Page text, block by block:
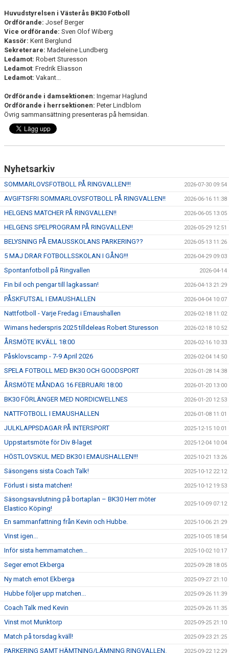
Huvudstyrelsen i Västerås BK30 Fotboll
Ordförande: Josef Berger
Vice ordförande: Sven Olof Wiberg
Kassör: Kent Berglund
Sekreterare: Madeleine Lundberg
Ledamot: Robert Sturesson
Ledamot: Fredrik Eliasson
Ledamot: Vakant...
Ordförande i damsektionen: Ingemar Haglund
Ordförande i herrsektionen: Peter Lindblom
Övrig sammansättning presenteras på hemsidan.
Nyhetsarkiv
SOMMARLOVSFOTBOLL PÅ RINGVALLEN!!! 2026-07-30 09:54
AVGIFTSFRI SOMMARLOVSFOTBOLL PÅ RINGVALLEN!! 2026-06-16 11:38
HELGENS MATCHER PÅ RINGVALLEN!! 2026-06-05 13:05
HELGENS SPELPROGRAM PÅ RINGVALLEN!! 2026-05-29 12:51
BELYSNING PÅ EMAUSSKOLANS PARKERING?? 2026-05-13 11:26
5 MAJ DRAR FOTBOLLSSKOLAN I GÅNG!!! 2026-04-29 09:03
Spontanfotboll på Ringvallen 2026-04-14
Fin bil och pengar till lagkassan! 2026-04-13 21:29
PÅSKFUTSAL I EMAUSHALLEN 2026-04-04 10:07
Nattfotboll - Varje Fredag i Emaushallen 2026-02-18 11:02
Wimans hederspris 2025 tilldeleas Robert Sturesson 2026-02-18 10:52
ÅRSMÖTE IKVÄLL 18:00 2026-02-16 10:33
Påsklovscamp - 7-9 April 2026 2026-02-04 14:50
SPELA FOTBOLL MED BK30 OCH GOODSPORT 2026-01-28 14:38
ÅRSMÖTE MÅNDAG 16 FEBRUARI 18:00 2026-01-20 13:00
BK30 FÖRLÄNGER MED NORDICWELLNES 2026-01-20 12:53
NATTFOTBOLL I EMAUSHALLEN 2026-01-08 11:01
JULKLAPPSDAGAR PÅ INTERSPORT 2025-12-15 10:01
Uppstartsmöte för Div 8-laget 2025-12-04 10:04
HÖSTLOVSKUL MED BK30 I EMAUSHALLEN!!! 2025-10-21 13:26
Säsongens sista Coach Talk! 2025-10-12 22:12
Förlust i sista matchen! 2025-10-12 19:53
Säsongsavslutning på bortaplan – BK30 Herr möter
Elastico Köping!
2025-10-09 07:12
En sammanfattning från Kevin och Hubbe. 2025-10-06 21:29
Vinst igen... 2025-10-05 18:54
Inför sista hemmamatchen... 2025-10-02 10:17
Seger emot Ekberga 2025-09-28 18:05
Ny match emot Ekberga 2025-09-27 21:10
Hubbe följer upp matchen... 2025-09-26 11:39
Coach Talk med Kevin 2025-09-26 11:35
Vinst mot Munktorp 2025-09-25 21:10
Match på torsdag kväll! 2025-09-23 21:25
PARKERING SAMT HÄMTNING/LÄMNING RINGVALLEN. 2025-09-22 12:29